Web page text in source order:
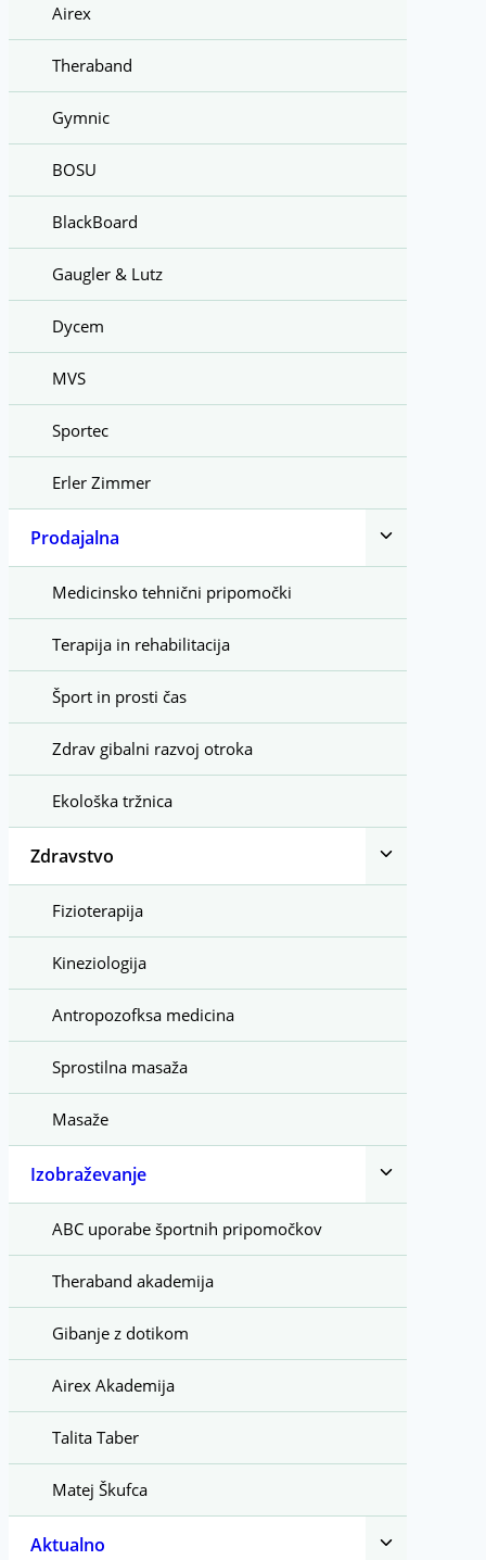
Airex
Theraband
Gymnic
BOSU
BlackBoard
Gaugler & Lutz
Dycem
MVS
Sportec
Erler Zimmer
Prodajalna
Toggle
menu
Medicinsko tehnični pripomočki
Terapija in rehabilitacija
Šport in prosti čas
Zdrav gibalni razvoj otroka
Ekološka tržnica
Zdravstvo
Toggle
menu
Fizioterapija
Kineziologija
Antropozofksa medicina
Sprostilna masaža
Masaže
Izobraževanje
Toggle
menu
ABC uporabe športnih pripomočkov
Theraband akademija
Gibanje z dotikom
Airex Akademija
Talita Taber
Matej Škufca
Aktualno
Toggle